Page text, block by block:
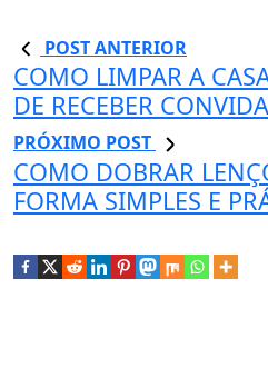
POST ANTERIOR
COMO LIMPAR A
DE RECEBER
PRÓXIMO POST
COMO DOBRAR
FORMA SIMPLES E